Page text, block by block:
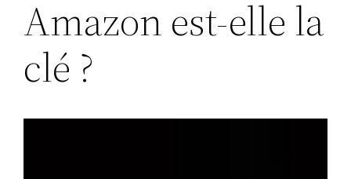
Amazon est-elle la
clé ?